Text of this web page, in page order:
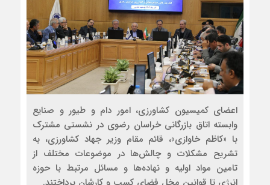
اعضای کمیسیون کشاورزی، امور دام و طیور و صنایع
وابسته اتاق بازرگانی خراسان رضوی در نشستی مشترک
با «کاظم خاوازی»، قائم مقام وزیر جهاد کشاورزی، به
تشریح مشکلات و چالش‌ها در موضوعات مختلف از
تامین مواد اولیه و نهاده‌ها و مسائل مرتبط با حوزه